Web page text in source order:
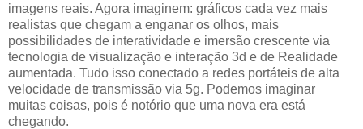
imagens reais. Agora imaginem: gráficos cada vez mais
realistas que chegam a enganar os olhos, mais
possibilidades de interatividade e imersão crescente via
tecnologia de visualização e interação 3d e de Realidade
aumentada. Tudo isso conectado a redes portáteis de alta
velocidade de transmissão via 5g. Podemos imaginar
muitas coisas, pois é notório que uma nova era está
chegando.